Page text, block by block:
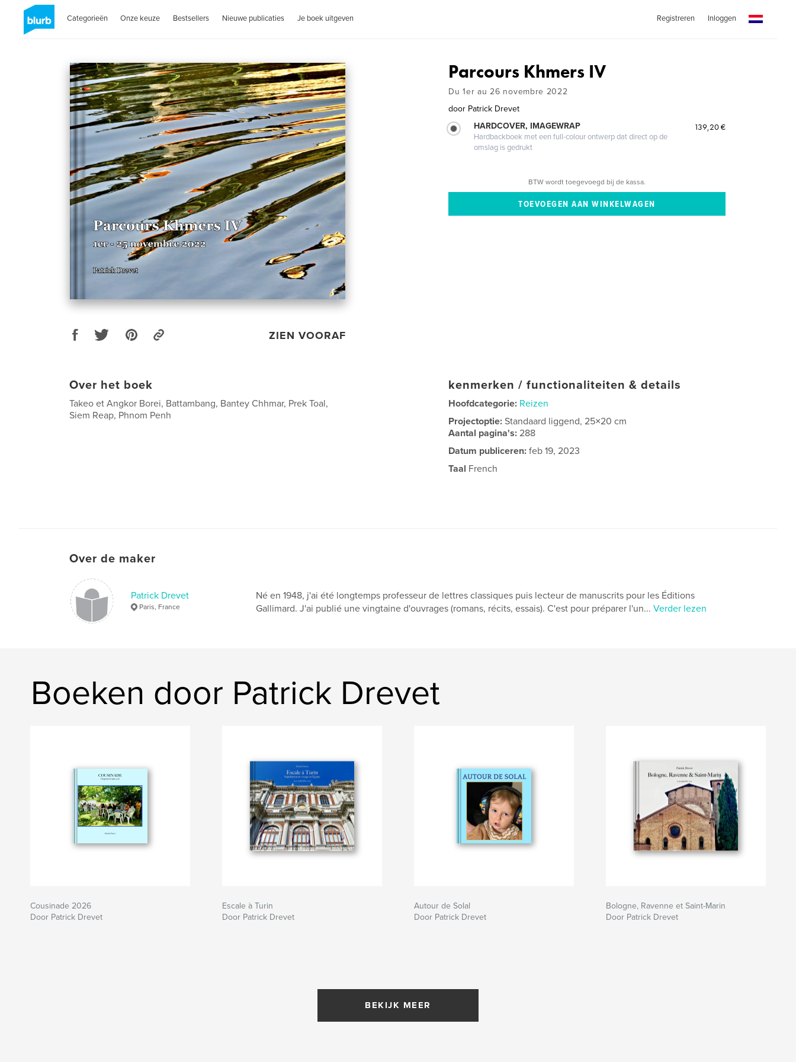
Categorieën Onze keuze Bestsellers Nieuwe publicaties Je boek uitgeven Registreren Inloggen
ZIEN VOORAF
Parcours Khmers IV
Du 1er au 26 novembre 2022
door Patrick Drevet
HARDCOVER, IMAGEWRAP
Hardbackboek met een full-colour ontwerp dat direct op de
omslag is gedrukt
139,20 €
BTW wordt toegevoegd bij de kassa.
Over het boek
Takeo et Angkor Borei, Battambang, Bantey Chhmar, Prek Toal,
Siem Reap, Phnom Penh
kenmerken / functionaliteiten & details
Hoofdcategorie: Reizen
Projectoptie:Standaard liggend, 25×20 cm
Aantal pagina's:288
Datum publiceren: feb 19, 2023
Taal French
Over de maker
Patrick Drevet
Paris, France
Né en 1948, j'ai été longtemps professeur de lettres classiques puis lecteur de manuscrits pour les Éditions
Gallimard. J'ai publié une vingtaine d'ouvrages (romans, récits, essais). C'est pour préparer l'un... Verder lezen
Boeken door Patrick Drevet
Cousinade 2026
Door Patrick Drevet
Escale à Turin
Door Patrick Drevet
Autour de Solal
Door Patrick Drevet
Bologne, Ravenne et Saint-Marin
Door Patrick Drevet
BEKIJK MEER